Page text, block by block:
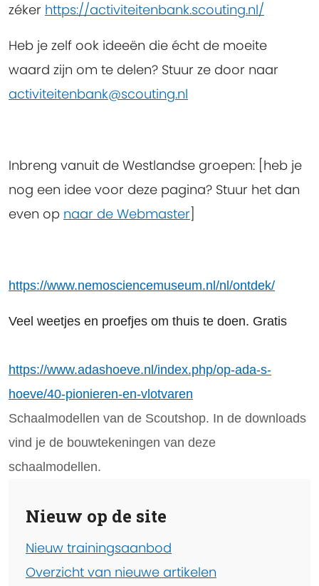
zéker https://activiteitenbank.scouting.nl/
Heb je zelf ook ideeën die écht de moeite
waard zijn om te delen? Stuur ze door naar
activiteitenbank@scouting.nl
Inbreng vanuit de Westlandse groepen: [heb je
nog een idee voor deze pagina? Stuur het dan
even op naar de Webmaster
https://www.nemosciencemuseum.nl/nl/ontdek/
Veel weetjes en proefjes om thuis te doen. Gratis
https://www.adashoeve.nl/index.php/op-ada-s-
hoeve/40-pionieren-en-vlotvaren
Schaalmodellen van de Scoutshop. In de downloads
vind je de bouwtekeningen van deze
schaalmodellen.
Nieuw op de site
Nieuw trainingsaanbod
Overzicht van nieuwe artikelen